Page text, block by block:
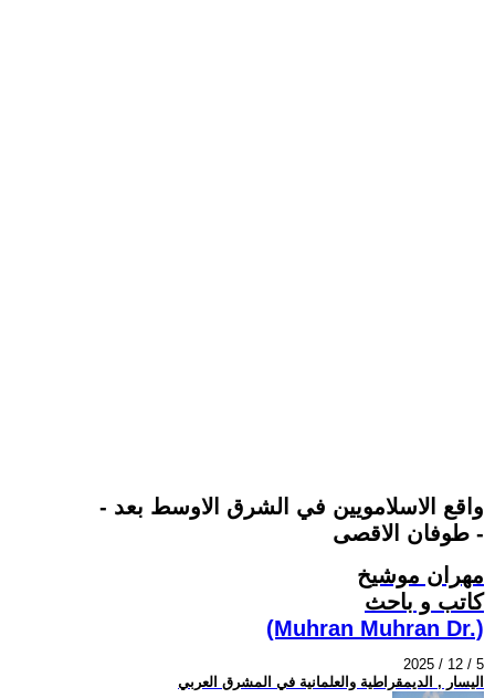
واقع الاسلامويين في الشرق الاوسط بعد -
طوفان الاقصى -
مهران موشيخ
كاتب و باحث
(Muhran Muhran Dr.)
2025 / 12 / 5
اليسار , الديمقراطية والعلمانية في المشرق العربي